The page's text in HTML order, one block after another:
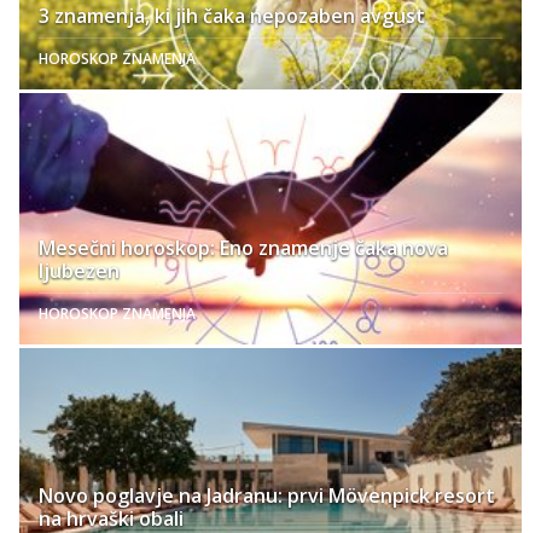
3 znamenja, ki jih čaka nepozaben avgust
HOROSKOP ZNAMENJA
Mesečni horoskop: Eno znamenje čaka nova
ljubezen
HOROSKOP ZNAMENJA
Novo poglavje na Jadranu: prvi Mövenpick resort
na hrvaški obali